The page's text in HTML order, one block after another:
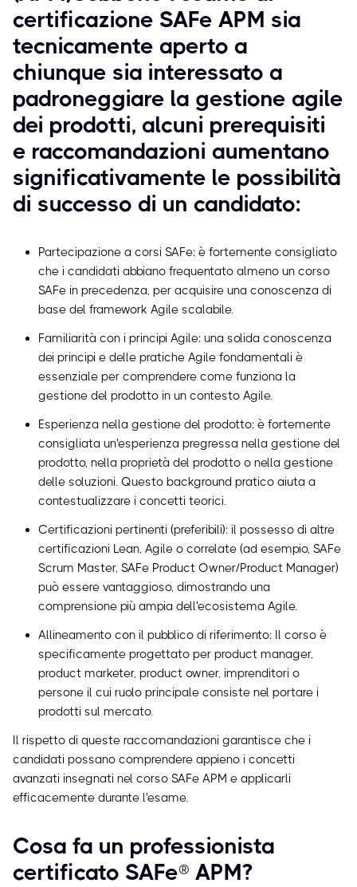
certificazione SAFe APM sia
tecnicamente aperto a
chiunque sia interessato a
padroneggiare la gestione agile
dei prodotti, alcuni prerequisiti
e raccomandazioni aumentano
significativamente le possibilità
di successo di un candidato:
Partecipazione a corsi SAFe: è fortemente consigliato
che i candidati abbiano frequentato almeno un corso
SAFe in precedenza, per acquisire una conoscenza di
base del framework Agile scalabile.
Familiarità con i principi Agile: una solida conoscenza
dei principi e delle pratiche Agile fondamentali è
essenziale per comprendere come funziona la
gestione del prodotto in un contesto Agile.
Esperienza nella gestione del prodotto: è fortemente
consigliata un'esperienza pregressa nella gestione del
prodotto, nella proprietà del prodotto o nella gestione
delle soluzioni. Questo background pratico aiuta a
contestualizzare i concetti teorici.
Certificazioni pertinenti (preferibili): il possesso di altre
certificazioni Lean, Agile o correlate (ad esempio, SAFe
Scrum Master, SAFe Product Owner/Product Manager)
può essere vantaggioso, dimostrando una
comprensione più ampia dell'ecosistema Agile.
Allineamento con il pubblico di riferimento: Il corso è
specificamente progettato per product manager,
product marketer, product owner, imprenditori o
persone il cui ruolo principale consiste nel portare i
prodotti sul mercato.
Il rispetto di queste raccomandazioni garantisce che i
candidati possano comprendere appieno i concetti
avanzati insegnati nel corso SAFe APM e applicarli
efficacemente durante l'esame.
Cosa fa un professionista
certificato SAFe® APM?